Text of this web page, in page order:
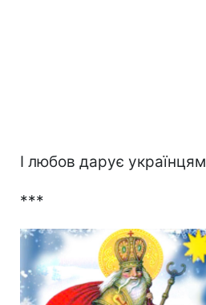
І любов дарує
***